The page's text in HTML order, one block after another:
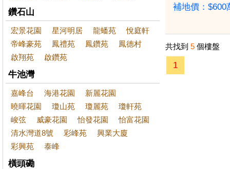
鑽石山
宏景花園 星河明居 龍蟠苑
悅庭軒
帝峰豪苑
鳳禮苑 鳳鑽苑
鳳德村
啟翔苑
啟鑽苑
牛池灣
嘉峰台 海港花園
新麗花園
曉暉花園
瓊山苑 瓊麗苑
瓊軒苑
峻弦
威豪花園 怡發花園
怡富花園
清水灣道8號
彩峰苑
興業大廈
彩興苑
泰峰
橫頭磡
補地價：
共找到 5 個樓盤
1